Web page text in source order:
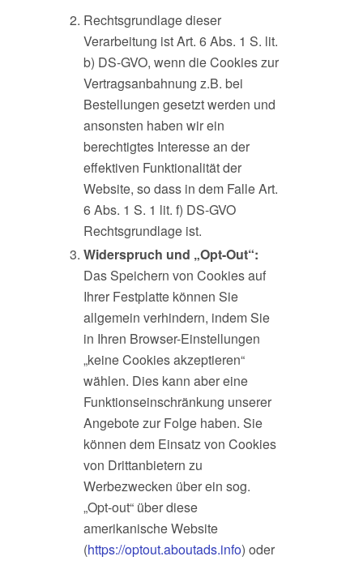
Rechtsgrundlage dieser
Verarbeitung ist Art. 6 Abs. 1 S. lit.
b) DS-GVO, wenn die Cookies zur
Vertragsanbahnung z.B. bei
Bestellungen gesetzt werden und
ansonsten haben wir ein
berechtigtes Interesse an der
effektiven Funktionalität der
Website, so dass in dem Falle Art.
6 Abs. 1 S. 1 lit. f) DS-GVO
Rechtsgrundlage ist.
Widerspruch und „Opt-Out“:
Das Speichern von Cookies auf
Ihrer Festplatte können Sie
allgemein verhindern, indem Sie
in Ihren Browser-Einstellungen
„keine Cookies akzeptieren“
wählen. Dies kann aber eine
Funktionseinschränkung unserer
Angebote zur Folge haben. Sie
können dem Einsatz von Cookies
von Drittanbietern zu
Werbezwecken über ein sog.
„Opt-out“ über diese
amerikanische Website
(https://optout.aboutads.info) oder